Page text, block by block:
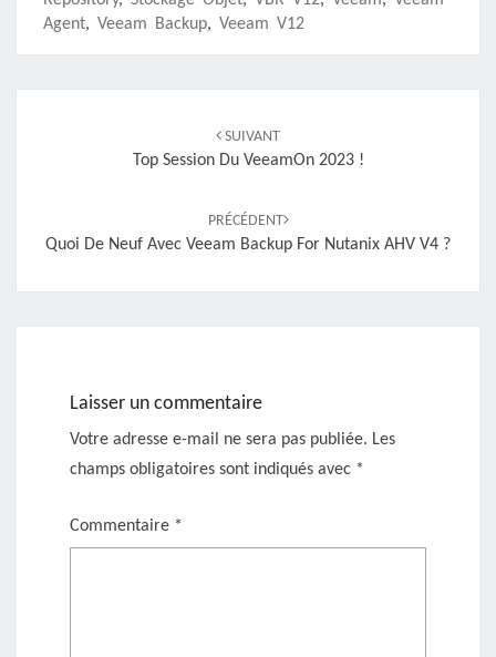
Agent, Veeam Backup, Veeam V12
SUIVANT
Top Session Du VeeamOn 2023 !
PRÉCÉDENT
Quoi De Neuf Avec Veeam Backup For Nutanix AHV V4 ?
Laisser un commentaire
Votre adresse e-mail ne sera pas publiée. Les
champs obligatoires sont indiqués avec *
Commentaire *